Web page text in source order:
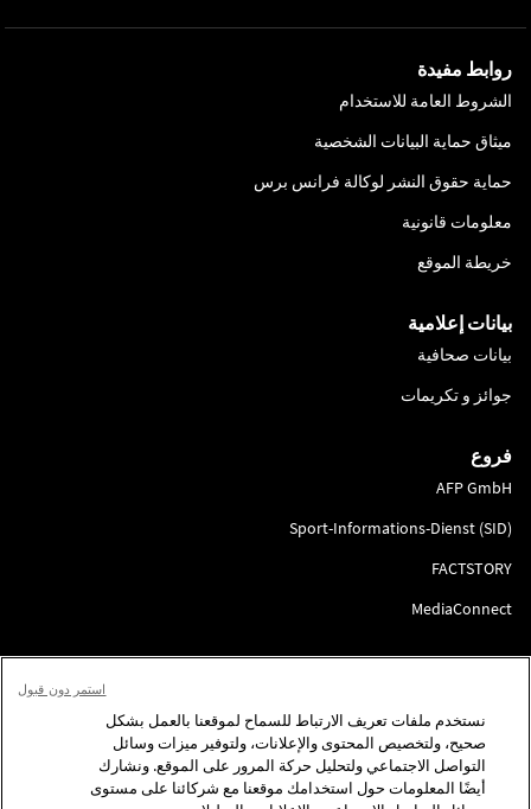
روابط مفيدة
الشروط العامة للاستخدام
ميثاق حماية البيانات الشخصية
حماية حقوق النشر لوكالة فرانس برس
معلومات قانونية
خريطة الموقع
بيانات إعلامية
بيانات صحافية
جوائز و تكريمات
فروع
AFP GmbH
Sport-Informations-Dienst (SID)
FACTSTORY
MediaConnect
تابعونا
للاتصال
نستخدم ملفات تعريف الارتباط للسماح لموقعنا بالعمل بشكل
صحيح، ولتخصيص المحتوى والإعلانات، ولتوفير ميزات وسائل
التواصل الاجتماعي ولتحليل حركة المرور على الموقع. ونشارك
أيضًا المعلومات حول استخدامك موقعنا مع شركائنا على مستوى
استمر دون قبول